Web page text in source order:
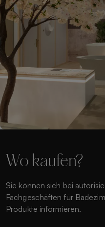
Wo kaufen?
Sie können sich bei
Fachgeschäften für
Produkte informieren.